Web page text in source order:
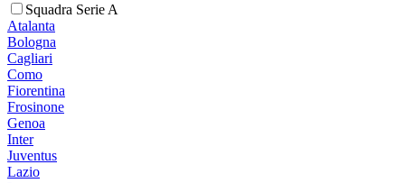
Squadra Serie A
Atalanta
Bologna
Cagliari
Como
Fiorentina
Frosinone
Genoa
Inter
Juventus
Lazio